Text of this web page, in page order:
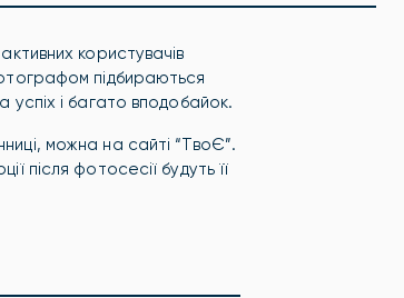
користувачів
підбираються
і багато вподобайок.
можна на сайті “ТвоЄ”.
після фотосесії будуть її